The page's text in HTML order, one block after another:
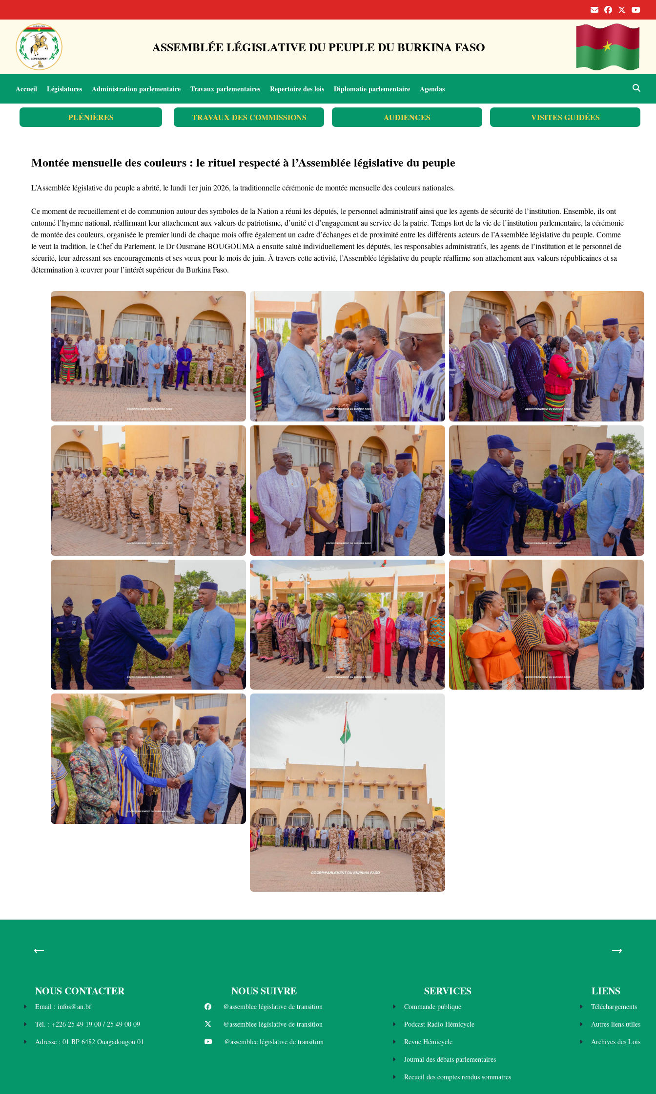
ASSEMBLÉE LÉGISLATIVE DU PEUPLE DU BURKINA FASO
Accueil Législatures Administration parlementaire Travaux parlementaires Repertoire des lois Diplomatie parlementaire Agendas
PLÉNIÈRES TRAVAUX DES COMMISSIONS AUDIENCES VISITES GUIDÉES
Montée mensuelle des couleurs : le rituel respecté à l’Assemblée législative du peuple
L’Assemblée législative du peuple a abrité, le lundi 1er juin 2026, la traditionnelle cérémonie de montée mensuelle des couleurs nationales.
Ce moment de recueillement et de communion autour des symboles de la Nation a réuni les députés, le personnel administratif ainsi que les agents de sécurité de l’institution. Ensemble, ils ont
entonné l’hymne national, réaffirmant leur attachement aux valeurs de patriotisme, d’unité et d’engagement au service de la patrie. Temps fort de la vie de l’institution parlementaire, la cérémonie
de montée des couleurs, organisée le premier lundi de chaque mois offre également un cadre d’échanges et de proximité entre les différents acteurs de l’Assemblée législative du peuple. Comme
le veut la tradition, le Chef du Parlement, le Dr Ousmane BOUGOUMA a ensuite salué individuellement les députés, les responsables administratifs, les agents de l’institution et le personnel de
sécurité, leur adressant ses encouragements et ses vœux pour le mois de juin. À travers cette activité, l’Assemblée législative du peuple réaffirme son attachement aux valeurs républicaines et sa
détermination à œuvrer pour l’intérêt supérieur du Burkina Faso.
← →
NOUS CONTACTER
Email : infos@an.bf
Tél. : +226 25 49 19 00 / 25 49 00 09
Adresse : 01 BP 6482 Ouagadougou 01
NOUS SUIVRE
@assemblee législative de transition
@assemblee législative de transition
@assemblee législative de transition
SERVICES
Commande publique
Podcast Radio Hémicycle
Revue Hémicycle
Journal des débats parlementaires
Recueil des comptes rendus sommaires
LIENS
Téléchargements
Autres liens utiles
Archives des Lois